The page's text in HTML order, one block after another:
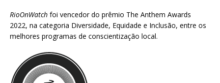
RioOnWatch foi vencedor do prêmio The Anthem Awards
2022, na categoria Diversidade, Equidade e Inclusão, entre os
melhores programas de conscientização local.